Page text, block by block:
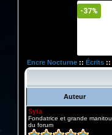
-37%
Encre Nocturne :: Écrits ::
Auteur
Syta
Fondatrice et grande manitou
du forum